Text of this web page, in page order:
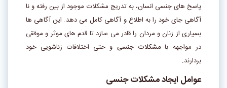
پاسخ های جنسی انسان، به تدریج مشکلات موجود از بین رفته و نا
آگاهی جای خود را به اطلاع و آگاهی کامل می دهد. این آگاهی ها
بسیاری از زنان و مردان را قادر می سازد تا قدم های موثر و موفقی
در مواجهه بامشکلات جنسی و حتی اختلافات زناشویی خود
بردارند.
عوامل ایجاد مشکلات جنسی